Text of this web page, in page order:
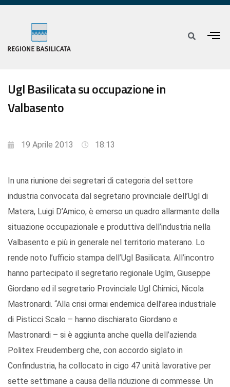
Ugl Basilicata su occupazione in
Valbasento
19 Aprile 2013 18:13
In una riunione dei segretari di categoria del settore
industria convocata dal segretario provinciale dell’Ugl di
Matera, Luigi D’Amico, è emerso un quadro allarmante della
situazione occupazionale e produttiva dell’industria nella
Valbasento e più in generale nel territorio materano. Lo
rende noto l’ufficio stampa dell’Ugl Basilicata. All’incontro
hanno partecipato il segretario regionale Uglm, Giuseppe
Giordano ed il segretario Provinciale Ugl Chimici, Nicola
Mastronardi. “Alla crisi ormai endemica dell’area industriale
di Pisticci Scalo – hanno dischiarato Giordano e
Mastronardi – si è aggiunta anche quella dell’azienda
Politex Freudemberg che, con accordo siglato in
Confindustria, ha collocato in cigo 47 unità lavorative per
sette settimane a causa della riduzione di commesse. Un